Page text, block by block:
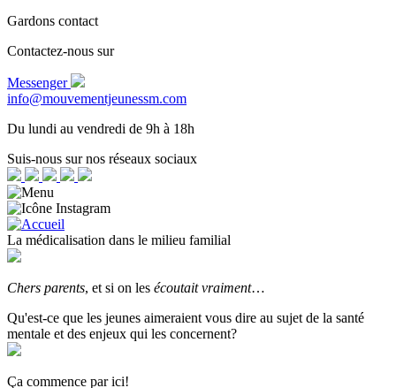
Gardons contact
Contactez-nous sur
Messenger
info@mouvementjeunessm.com
Du lundi au vendredi de 9h à 18h
Suis-nous sur nos réseaux sociaux
La médicalisation dans le milieu familial
Chers parents, et si on les écoutait vraiment…
Qu'est-ce que les jeunes aimeraient vous dire au sujet de la santé
mentale et des enjeux qui les concernent?
Ça commence par ici!